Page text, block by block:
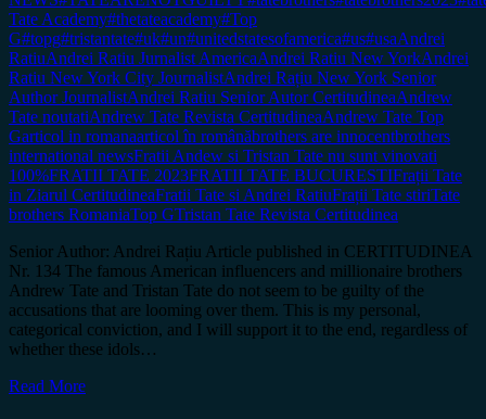
Tate Academy#thetateacademy#Top
G#topg#tristantate#uk#un#unitedstatesofamerica#us#usaAndrei
RatiuAndrei Ratiu Jurnalist AmericaAndrei Ratiu New YorkAndrei
Ratiu New York City JournalistAndrei Rațiu New York Senior
Author JournalistAndrei Ratiu Senior Autor CertitudineaAndrew
Tate noutatiAndrew Tate Revista CertitudineaAndrew Tate Top
Garticol in romanaarticol în românăbrothers are innocentbrothers
international newsFratii Andew si Tristan Tate nu sunt vinovati
100%FRATII TATE 2023FRATII TATE BUCURESTIFrații Tate
in Ziarul CertitudineaFratii Tate si Andrei RatiuFrații Tate stiriTate
brothers RomaniaTop GTristan Tate Revista Certitudinea
Senior Author: Andrei Rațiu Article published in CERTITUDINEA
Nr. 134 The famous American influencers and millionaire brothers
Andrew Tate and Tristan Tate do not seem to be guilty of the
accusations that are looming over them. This is my personal,
categorical conviction, and I will support it to the end, regardless of
whether these idols…
Read More